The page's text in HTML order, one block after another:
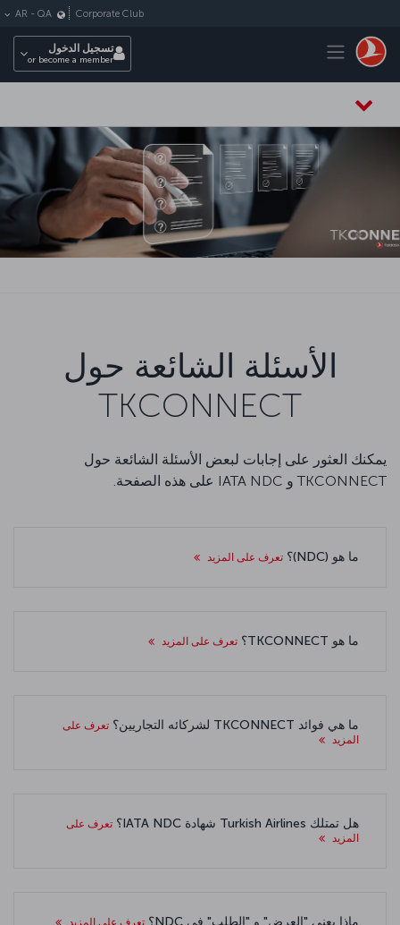
Toggle navigation
Corporate Club
AR - QA
تسجيل الدخول
or become a member
الأسئلة الشائعة حول
TKCONNECT
يمكنك العثور على إجابات لبعض الأسئلة الشائعة حول
TKCONNECT و IATA NDC على هذه الصفحة.
ما هو (NDC)؟ تعرف على المزيد
ما هو TKCONNECT؟ تعرف على المزيد
ما هي فوائد TKCONNECT لشركائه التجاريين؟
تعرف على
المزيد
هل تمتلك Turkish Airlines شهادة IATA NDC؟
تعرف على
المزيد
ماذا يعني "العرض" و "الطلب" في NDC؟ تعرف على المزيد